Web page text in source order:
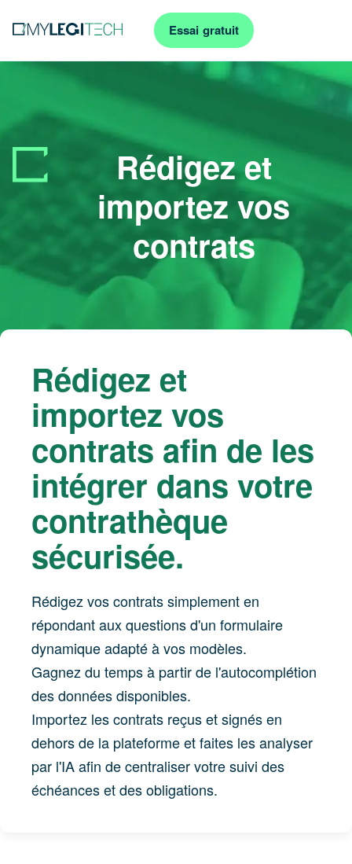
Essai gratuit
Rédigez et
importez vos
contrats
Rédigez et
importez vos
contrats afin de les
intégrer dans votre
contrathèque
sécurisée.
Rédigez vos contrats simplement en
répondant aux questions d'un formulaire
dynamique adapté à vos modèles.
Gagnez du temps à partir de l'autocomplétion
des données disponibles.
Importez les contrats reçus et signés en
dehors de la plateforme et faites les analyser
par l'IA afin de centraliser votre suivi des
échéances et des obligations.